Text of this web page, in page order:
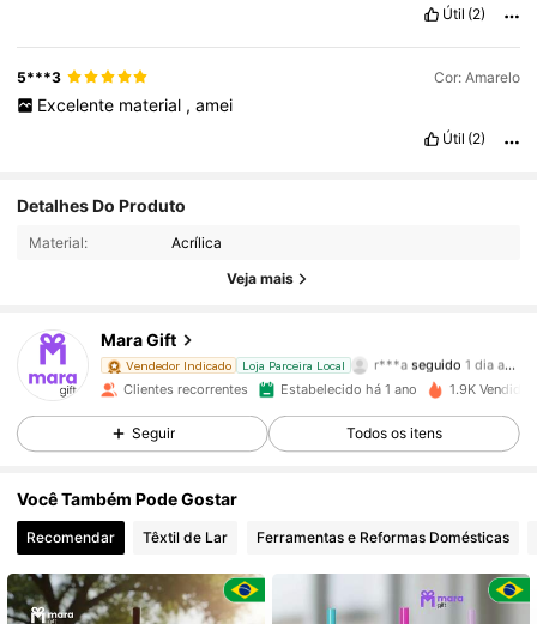
Útil (2)
5***3 Cor: Amarelo
Excelente material , amei
Útil (2)
Detalhes Do Produto
Material: Acrílica
Veja mais
Mara Gift
Vendedor Indicado Loja Parceira Local r***aseguido 1 dia atrás
4,92
658 Seguidores
4,92
Clientes recorrentes Estabelecido há 1 ano 1.9K Vendido
Seguir Todos os itens
Você Também Pode Gostar
Recomendar Têxtil de Lar Ferramentas e Reformas Domésticas